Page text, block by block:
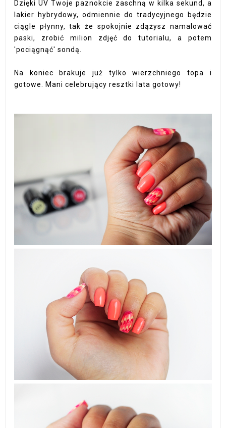
Dzięki UV Twoje paznokcie zaschną w kilka sekund, a
lakier hybrydowy, odmiennie do tradycyjnego będzie
ciągle płynny, tak że spokojnie zdążysz namalować
paski, zrobić milion zdjęć do tutorialu, a potem
'pociągnąć' sondą.
Na koniec brakuje już tylko wierzchniego topa i
gotowe. Mani celebrujący resztki lata gotowy!